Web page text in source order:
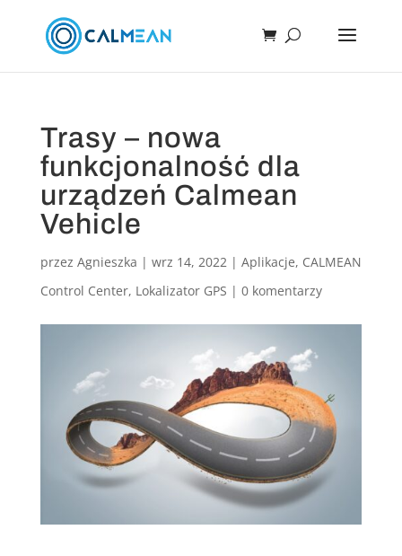
Trasy – nowa
funkcjonalność dla
urządzeń Calmean
Vehicle
przez Agnieszka | wrz 14, 2022| Aplikacje, CALMEAN
Control Center, Lokalizator GPS | 0 komentarzy